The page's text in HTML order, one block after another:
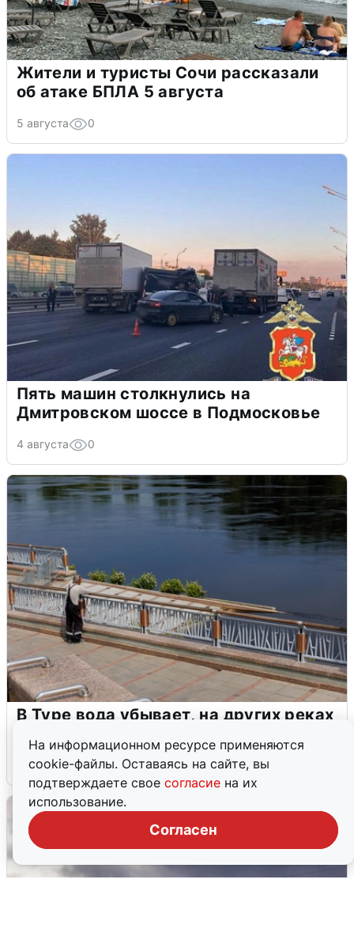
На информационном ресурсе применяются
cookie-файлы. Оставаясь на сайте, вы
подтверждаете свое согласие на их
использование.
Согласен
Жители и туристы Сочи рассказали
об атаке БПЛА 5 августа
5 августа 0
Пять машин столкнулись на
Дмитровском шоссе в Подмосковье
4 августа 0
В Туре вода убывает, на других реках
4 августа 0